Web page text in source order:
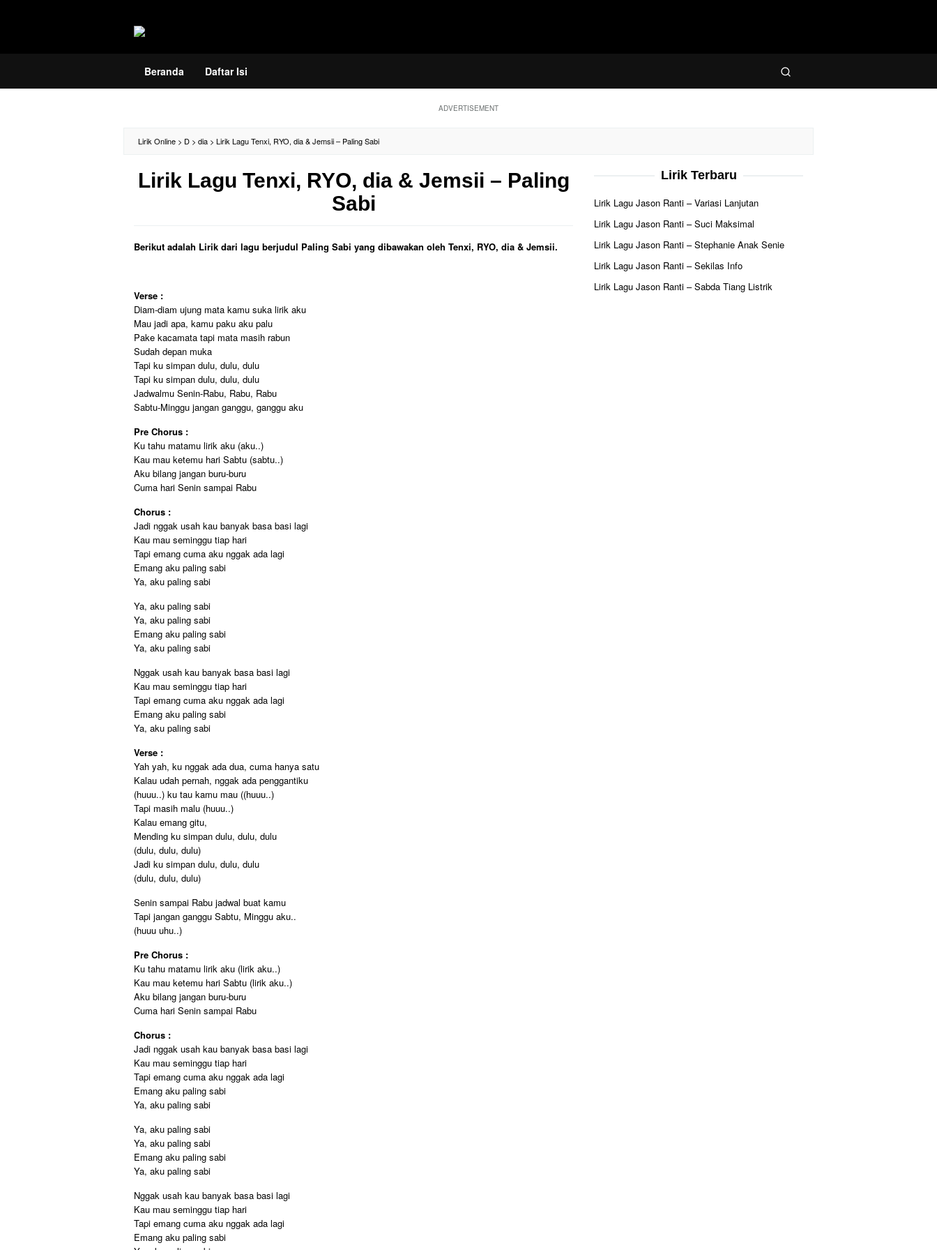
Beranda Daftar Isi
ADVERTISEMENT
Lirik Online > D > dia > Lirik Lagu Tenxi, RYO, dia & Jemsii – Paling Sabi
Lirik Lagu Tenxi, RYO, dia & Jemsii – Paling
Sabi
Berikut adalah Lirik dari lagu berjudul Paling Sabi yang dibawakan oleh Tenxi, RYO, dia & Jemsii.
Verse :
Diam-diam ujung mata kamu suka lirik aku
Mau jadi apa, kamu paku aku palu
Pake kacamata tapi mata masih rabun
Sudah depan muka
Tapi ku simpan dulu, dulu, dulu
Tapi ku simpan dulu, dulu, dulu
Jadwalmu Senin-Rabu, Rabu, Rabu
Sabtu-Minggu jangan ganggu, ganggu aku
Pre Chorus :
Ku tahu matamu lirik aku (aku..)
Kau mau ketemu hari Sabtu (sabtu..)
Aku bilang jangan buru-buru
Cuma hari Senin sampai Rabu
Chorus :
Jadi nggak usah kau banyak basa basi lagi
Kau mau seminggu tiap hari
Tapi emang cuma aku nggak ada lagi
Emang aku paling sabi
Ya, aku paling sabi
Ya, aku paling sabi
Ya, aku paling sabi
Emang aku paling sabi
Ya, aku paling sabi
Nggak usah kau banyak basa basi lagi
Kau mau seminggu tiap hari
Tapi emang cuma aku nggak ada lagi
Emang aku paling sabi
Ya, aku paling sabi
Verse :
Yah yah, ku nggak ada dua, cuma hanya satu
Kalau udah pernah, nggak ada penggantiku
(huuu..) ku tau kamu mau ((huuu..)
Tapi masih malu (huuu..)
Kalau emang gitu,
Mending ku simpan dulu, dulu, dulu
(dulu, dulu, dulu)
Jadi ku simpan dulu, dulu, dulu
(dulu, dulu, dulu)
Senin sampai Rabu jadwal buat kamu
Tapi jangan ganggu Sabtu, Minggu aku..
(huuu uhu..)
Pre Chorus :
Ku tahu matamu lirik aku (lirik aku..)
Kau mau ketemu hari Sabtu (lirik aku..)
Aku bilang jangan buru-buru
Cuma hari Senin sampai Rabu
Chorus :
Jadi nggak usah kau banyak basa basi lagi
Kau mau seminggu tiap hari
Tapi emang cuma aku nggak ada lagi
Emang aku paling sabi
Ya, aku paling sabi
Ya, aku paling sabi
Ya, aku paling sabi
Emang aku paling sabi
Ya, aku paling sabi
Nggak usah kau banyak basa basi lagi
Kau mau seminggu tiap hari
Tapi emang cuma aku nggak ada lagi
Emang aku paling sabi
Lirik Terbaru
Lirik Lagu Jason Ranti – Variasi Lanjutan
Lirik Lagu Jason Ranti – Suci Maksimal
Lirik Lagu Jason Ranti – Stephanie Anak Senie
Lirik Lagu Jason Ranti – Sekilas Info
Lirik Lagu Jason Ranti – Sabda Tiang Listrik